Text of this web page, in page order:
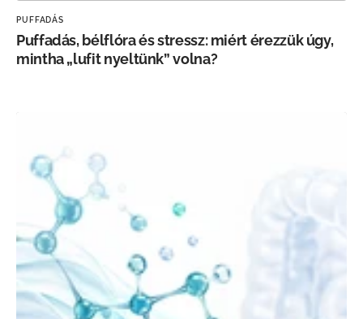
PUFFADÁS
Puffadás, bélflóra és stressz: miért érezzük úgy,
mintha „lufit nyeltünk” volna?